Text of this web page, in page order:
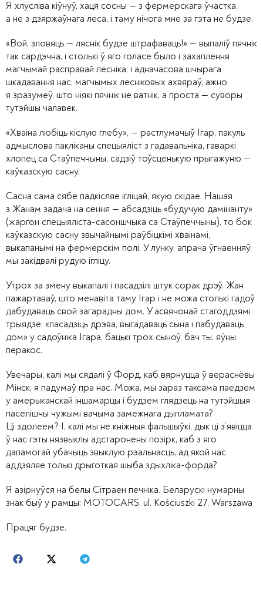
Я хлусліва кіўнуў, хаця сосны — з фермерскага ўчастка,
а не з дзяржаўнага леса, і таму нічога мне за гэта не будзе.
«Вой, зловяць — ляснік будзе штрафаваць!» — выпаліў пячнік
так сардэчна, і столькі ў яго голасе было і захаплення
магчымай расправай лесніка, і адначасова шчырага
шкадавання нас, магчымых лесніковых ахвяраў, ажно
я зразумеў, што ніякі пячнік не ватнік, а проста — суворы
тутэйшы чалавек.
«Хваіна любіць кіслую глебу», — растлумачыў Ігар, пакуль
адмыслова пакліканы спецыяліст з гадавальніка, гаваркі
хлопец са Стаўпеччыны, садзіў тоўсценькую прыгажуню —
каўказскую сасну.
Сасна сама сябе падкісляе ігліцай, якую скідае. Нашая
з Жанам задача на сёння — абсадзіць «будучую дамінанту»
(жаргон спецыяліста-сасоншчыка са Стаўпеччыны), то бок
каўказскую сасну звычайнымі раўбіцкімі хваінамі,
выкапанымі на фермерскім полі. У лунку, апрача ўгнаенняў,
мы закідвалі рудую ігліцу.
Утрох за змену выкапалі і пасадзілі штук сорак дрэў. Жан
пажартаваў, што менавіта таму Ігар і не можа столькі гадоў
дабудаваць свой загарадны дом. У асвячонай стагоддзямі
трыядзе: «пасадзіць дрэва, выгадаваць сына і пабудаваць
дом» у садоўніка Ігара, бацькі трох сыноў, бач ты, яўны
перакос.
Увечары, калі мы сядалі ў Форд, каб вярнуцца ў вераснёвы
Мінск, я падумаў пра нас. Можа, мы зараз таксама паедзем
у амерыканскай іншамарцы і будзем глядзець на тутэйшыя
паселішчы чужымі вачыма замежнага дыпламата?
Ці здолеем? І, калі мы не кніжныя фальшыўкі, дык ці з’явіцца
ў нас гэты нязвыклы адстаронены позірк, каб з яго
дапамогай убачыць звыклую рэальнасць, ад якой нас
аддзяляе толькі дрыготкая шыба здыхліка-форда?
Я азірнуўся на белы Сітраен печніка. Беларускі нумарны
знак быў у рамцы: MOTOCARS, ul. Kościuszki 27, Warszawa
Працяг будзе.